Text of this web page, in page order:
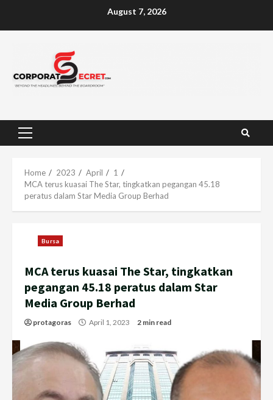
August 7, 2026
Primary
Home 2023 April
1
MCA terus kuasai The Star, tingkatkan pegangan 45.18
peratus dalam Star Media Group Berhad
Bursa
MCA terus kuasai The Star, tingkatkan
pegangan 45.18 peratus dalam Star
Media Group Berhad
protagoras April 1, 2023 2 min read